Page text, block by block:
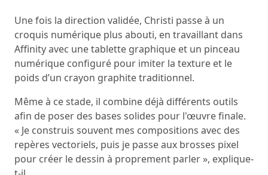
Une fois la direction validée, Christi passe à un
croquis numérique plus abouti, en travaillant dans
Affinity avec une tablette graphique et un pinceau
numérique configuré pour imiter la texture et le
poids d’un crayon graphite traditionnel.
Même à ce stade, il combine déjà différents outils
afin de poser des bases solides pour l'œuvre finale.
« Je construis souvent mes compositions avec des
repères vectoriels, puis je passe aux brosses pixel
pour créer le dessin à proprement parler », explique-